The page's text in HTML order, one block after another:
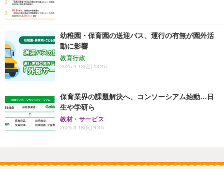
幼稚園・保育園の送迎バス、運行の有無が園外活
動に影響
教育行政
2025.4.18(金) 13:45
保育業界の課題解決へ、コンソーシアム始動…日
生や学研ら
教材・サービス
2025.3.18(火) 9:45